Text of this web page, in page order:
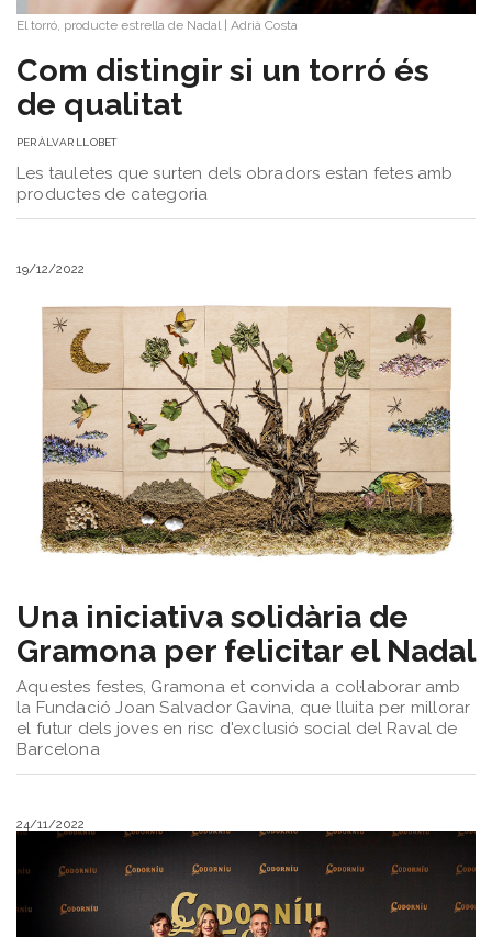
El torró, producte estrella de Nadal | Adrià Costa
Com distingir si un torró és
de qualitat
PERÀLVAR LLOBET
Les tauletes que surten dels obradors estan fetes amb
productes de categoria
19/12/2022
Una iniciativa solidària de
Gramona per felicitar el Nadal
Aquestes festes, Gramona et convida a col·laborar amb
la Fundació Joan Salvador Gavina, que lluita per millorar
el futur dels joves en risc d'exclusió social del Raval de
Barcelona
24/11/2022